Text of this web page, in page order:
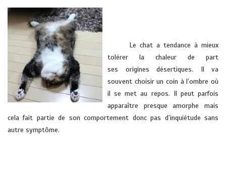
Le chat a tendance à mieux
tolérer la chaleur de part
ses origines désertiques. Il va
souvent choisir un coin à l’ombre où
il se met au repos. Il peut parfois
apparaître presque amorphe mais
cela fait partie de son comportement donc pas d’inquiétude sans
autre symptôme.